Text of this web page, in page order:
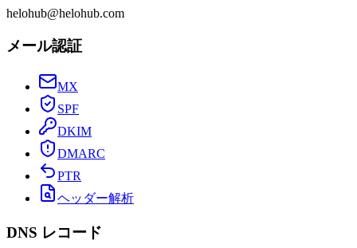
helohub@helohub.com
メール認証
MX
SPF
DKIM
DMARC
PTR
ヘッダー解析
DNS レコード